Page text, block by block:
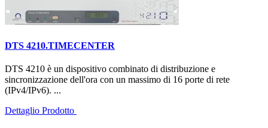
DTS 4210.TIMECENTER
DTS 4210 è un dispositivo combinato di distribuzione e
sincronizzazione dell'ora con un massimo di 16 porte di rete
(IPv4/IPv6). ...
Dettaglio Prodotto